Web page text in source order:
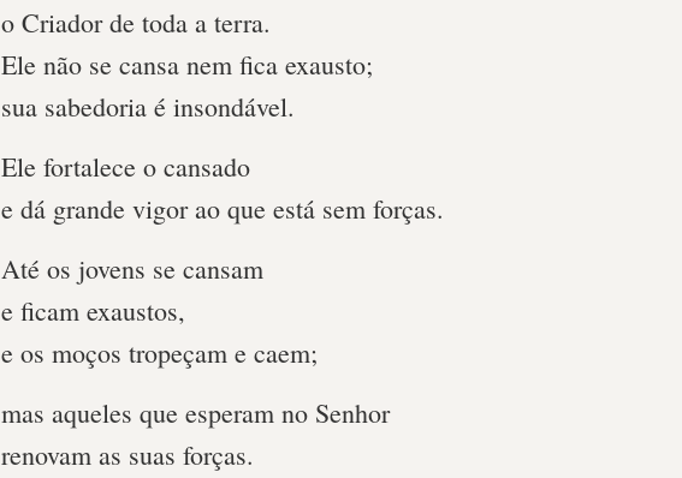
o Criador de toda a terra.
Ele não se cansa nem fica exausto;
sua sabedoria é insondável.
Ele fortalece o cansado
e dá grande vigor ao que está sem forças.
Até os jovens se cansam
e ficam exaustos,
e os moços tropeçam e caem;
mas aqueles que esperam no Senhor
renovam as suas forças.